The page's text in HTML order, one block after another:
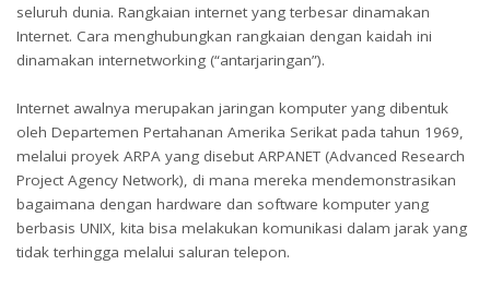
seluruh dunia. Rangkaian internet yang terbesar dinamakan
Internet. Cara menghubungkan rangkaian dengan kaidah ini
dinamakan internetworking (“antarjaringan”).
Internet awalnya merupakan jaringan komputer yang dibentuk
oleh Departemen Pertahanan Amerika Serikat pada tahun 1969,
melalui proyek ARPA yang disebut ARPANET (Advanced Research
Project Agency Network), di mana mereka mendemonstrasikan
bagaimana dengan hardware dan software komputer yang
berbasis UNIX, kita bisa melakukan komunikasi dalam jarak yang
tidak terhingga melalui saluran telepon.